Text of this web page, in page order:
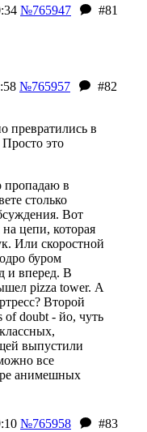
№765947
#81
№765957
#82
превратились в
это
пропадаю в
столько
Вот
цепи, которая
Или скоростной
буром
и вперед. В
pizza tower. А
Второй
of doubt - йо, чуть
выпустили
все
анимешных
№765958
#83